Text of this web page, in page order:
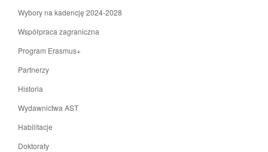
Wybory na kadencję 2024-2028
Współpraca zagraniczna
Program Erasmus+
Partnerzy
Historia
Wydawnictwa AST
Habilitacje
Doktoraty